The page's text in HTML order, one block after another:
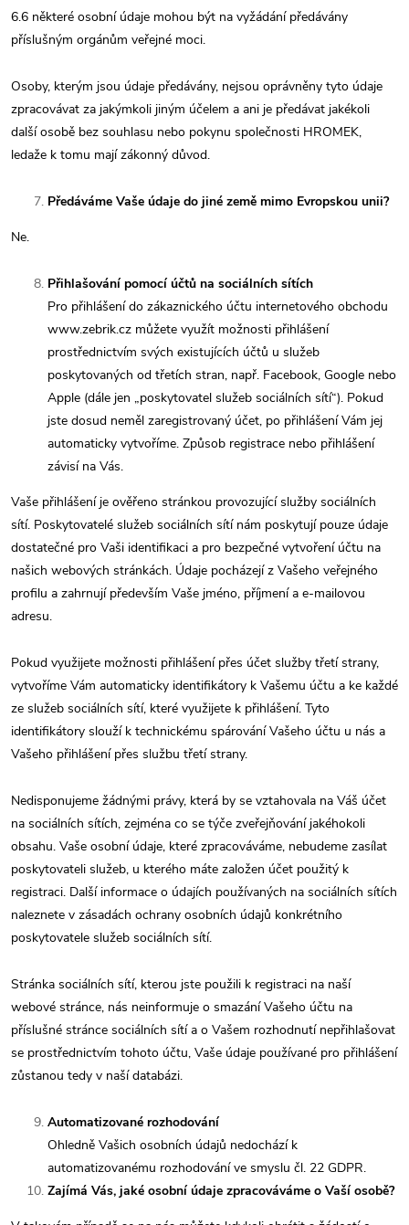
6.6 některé osobní údaje mohou být na vyžádání předávány
příslušným orgánům veřejné moci.
Osoby, kterým jsou údaje předávány, nejsou oprávněny tyto údaje
zpracovávat za jakýmkoli jiným účelem a ani je předávat jakékoli
další osobě bez souhlasu nebo pokynu společnosti HROMEK,
ledaže k tomu mají zákonný důvod.
Předáváme Vaše údaje do jiné země mimo Evropskou unii?
Ne.
Přihlašování pomocí účtů na sociálních sítích
Pro přihlášení do zákaznického účtu internetového obchodu
www.zebrik.cz můžete využít možnosti přihlášení
prostřednictvím svých existujících účtů u služeb
poskytovaných od třetích stran, např. Facebook, Google nebo
Apple (dále jen „poskytovatel služeb sociálních sítí“). Pokud
jste dosud neměl zaregistrovaný účet, po přihlášení Vám jej
automaticky vytvoříme. Způsob registrace nebo přihlášení
závisí na Vás.
Vaše přihlášení je ověřeno stránkou provozující služby sociálních
sítí. Poskytovatelé služeb sociálních sítí nám poskytují pouze údaje
dostatečné pro Vaši identifikaci a pro bezpečné vytvoření účtu na
našich webových stránkách. Údaje pocházejí z Vašeho veřejného
profilu a zahrnují především Vaše jméno, příjmení a e-mailovou
adresu.
Pokud využijete možnosti přihlášení přes účet služby třetí strany,
vytvoříme Vám automaticky identifikátory k Vašemu účtu a ke každé
ze služeb sociálních sítí, které využijete k přihlášení. Tyto
identifikátory slouží k technickému spárování Vašeho účtu u nás a
Vašeho přihlášení přes službu třetí strany.
Nedisponujeme žádnými právy, která by se vztahovala na Váš účet
na sociálních sítích, zejména co se týče zveřejňování jakéhokoli
obsahu. Vaše osobní údaje, které zpracováváme, nebudeme zasílat
poskytovateli služeb, u kterého máte založen účet použitý k
registraci. Další informace o údajích používaných na sociálních sítích
naleznete v zásadách ochrany osobních údajů konkrétního
poskytovatele služeb sociálních sítí.
Stránka sociálních sítí, kterou jste použili k registraci na naší
webové stránce, nás neinformuje o smazání Vašeho účtu na
příslušné stránce sociálních sítí a o Vašem rozhodnutí nepřihlašovat
se prostřednictvím tohoto účtu, Vaše údaje používané pro přihlášení
zůstanou tedy v naší databázi.
Automatizované rozhodování
Ohledně Vašich osobních údajů nedochází k
automatizovanému rozhodování ve smyslu čl. 22 GDPR.
Zajímá Vás, jaké osobní údaje zpracováváme o Vaší osobě?